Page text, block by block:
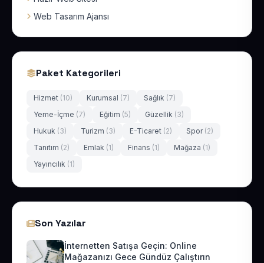
Web Tasarım Ajansı
Paket Kategorileri
Hizmet (10) Kurumsal (7) Sağlık (7)
Yeme-İçme (7) Eğitim (5) Güzellik (3)
Hukuk (3) Turizm (3) E-Ticaret (2) Spor (2)
Tanıtım (2) Emlak (1) Finans (1) Mağaza (1)
Yayıncılık (1)
Son Yazılar
İnternetten Satışa Geçin: Online
Mağazanızı Gece Gündüz Çalıştırın